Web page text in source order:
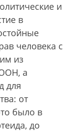
и
в
человека с
из
а
для
от
было в
до